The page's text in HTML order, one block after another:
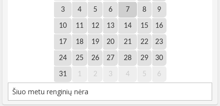
3 4 5 6 7 8 9
10 11 12 13 14 15 16
17 18 19 20 21 22 23
24 25 26 27 28 29 30
31 1 2 3 4 5 6
Šiuo metu renginių nėra